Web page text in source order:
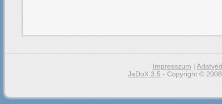
Impresszum |
JaDoX 3.5 - Copyright ©